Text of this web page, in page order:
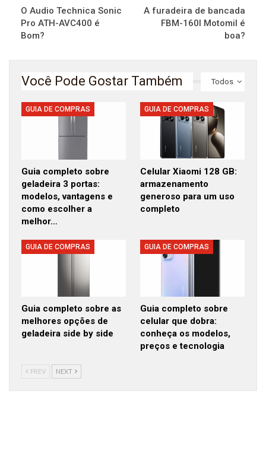
O Audio Technica Sonic
Pro ATH-AVC400 é
Bom?
A furadeira de bancada
FBM-160I Motomil é
boa?
Todos
Você Pode Gostar Também
GUIA DE COMPRAS
Guia completo sobre
geladeira 3 portas:
modelos, vantagens e
como escolher a
melhor…
GUIA DE COMPRAS
Celular Xiaomi 128 GB:
armazenamento
generoso para um uso
completo
GUIA DE COMPRAS
Guia completo sobre as
melhores opções de
geladeira side by side
GUIA DE COMPRAS
Guia completo sobre
celular que dobra:
conheça os modelos,
preços e tecnologia
PREV NEXT